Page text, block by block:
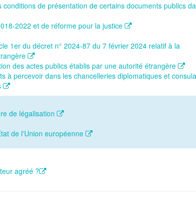
de présentation de certains documents publics
2022 et de réforme pour la justice
1er du décret n° 2024-87 du 7 février 2024 relatif à la
des actes publics établis par une autorité étrangère
à percevoir dans les chancelleries diplomatiques et
de légalisation
de l'Union européenne
agréé ?